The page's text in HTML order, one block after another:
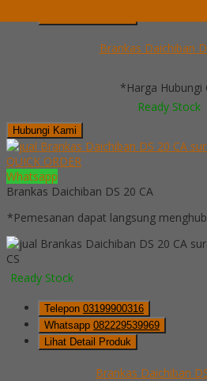
Brankas Daichiban
*Harga Hubungi
Ready Stock
Hubungi Kami
QUICK ORDER
Whatsapp
Brankas Daichiban DS 20 CA
*Pemesanan dapat langsung
CS
Ready Stock
Telepon 03199900316
Whatsapp 082229539969
Lihat Detail Produk
Brankas Daichiban